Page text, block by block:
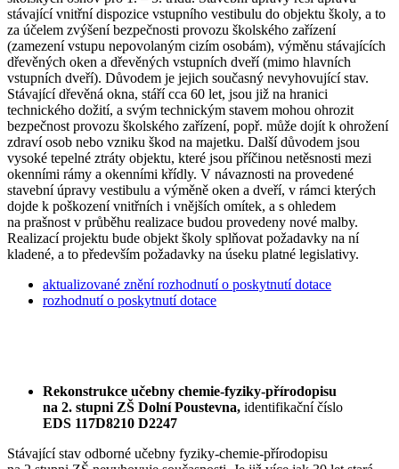
stávající vnitřní dispozice vstupního vestibulu do objektu školy, a to
za účelem zvýšení bezpečnosti provozu školského zařízení
(zamezení vstupu nepovolaným cizím osobám), výměnu stávajících
dřevěných oken a dřevěných vstupních dveří (mimo hlavních
vstupních dveří). Důvodem je jejich současný nevyhovující stav.
Stávající dřevěná okna, stáří cca 60 let, jsou již na hranici
technického dožití, a svým technickým stavem mohou ohrozit
bezpečnost provozu školského zařízení, popř. může dojít k ohrožení
zdraví osob nebo vzniku škod na majetku. Další důvodem jsou
vysoké tepelné ztráty objektu, které jsou příčinou netěsnosti mezi
okenními rámy a okenními křídly. V návaznosti na provedené
stavební úpravy vestibulu a výměně oken a dveří, v rámci kterých
dojde k poškození vnitřních i vnějších omítek, a s ohledem
na prašnost v průběhu realizace budou provedeny nové malby.
Realizací projektu bude objekt školy splňovat požadavky na ní
kladené, a to především požadavky na úseku platné legislativy.
aktualizované znění rozhodnutí o poskytnutí dotace
rozhodnutí o poskytnutí dotace
Rekonstrukce učebny chemie-fyziky-přírodopisu
na 2. stupni ZŠ Dolní Poustevna, identifikační číslo
EDS 117D8210 D2247
Stávající stav odborné učebny fyziky-chemie-přírodopisu